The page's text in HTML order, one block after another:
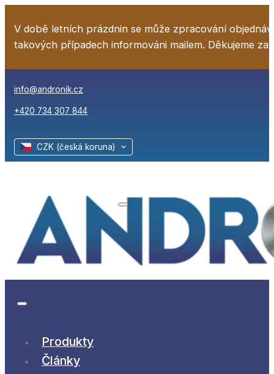
V době letních prázdnin se může zpracování
takových případech informováni mailem. Děkujeme za
info@andronik.cz
+420 734 307 844
Produkty
Články